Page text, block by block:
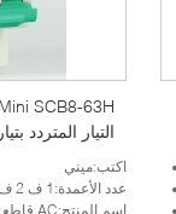
التيار المتردد بتيار 63 أمبير
اكتب:ميني
عدد الأعمدة:1 ف 2 ف 3 ف 4 ف
اسم المنتج:AC قاطع دارة صغير